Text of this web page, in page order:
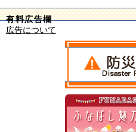
有料広告欄
広告について